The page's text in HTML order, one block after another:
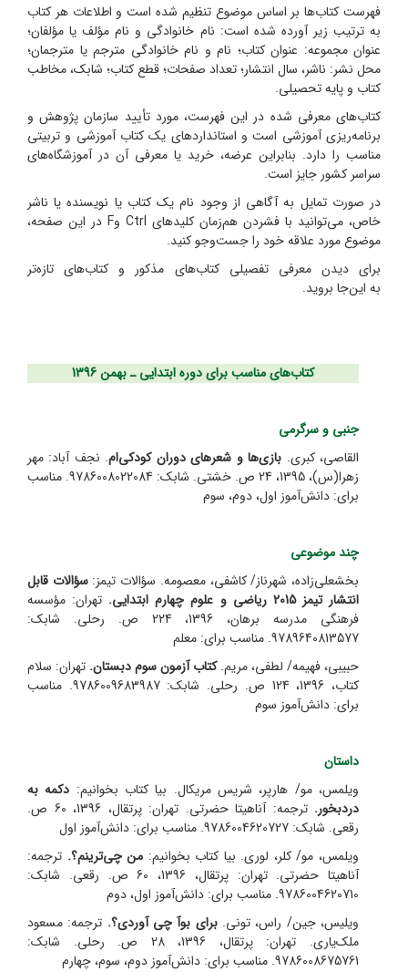
فهرست کتاب‌ها بر اساس موضوع تنظیم شده است و اطلاعات هر کتاب
به ترتیب زیر آورده شده است: نام خانوادگی و نام مؤلف یا مؤلفان؛
عنوان مجموعه: عنوان کتاب؛ نام و نام خانوادگی مترجم یا مترجمان؛
محل نشر: ناشر، سال انتشار؛ تعداد صفحات؛ قطع کتاب؛ شابک، مخاطب
کتاب و پایه تحصیلی.
کتاب‌های معرفی شده در این فهرست، مورد تأیید سازمان پژوهش و
برنامه‌ریزی آموزشی است و استانداردهای یک کتاب آموزشی و تربیتی
مناسب را دارد. بنابراین عرضه، خرید یا معرفی آن در آموزشگاه‌های
سراسر کشور جایز است.
در صورت تمایل به آگاهی از وجود نام یک کتاب یا نویسنده یا ناشر
خاص، می‌توانید با فشردن هم‌زمان کلیدهای Ctrl وF در این صفحه،
موضوع مورد علاقه خود را جست‌وجو کنید.
برای دیدن معرفی تفصیلی کتاب‌های مذکور و کتاب‌های تازه‌تر
به این‌جا بروید.
کتاب‌های مناسب برای دوره ابتدایی ـ بهمن 1396
جنبی و سرگرمی
القاصی، کبری. بازی‌ها و شعرهای دوران کودکی‌ام. نجف آباد: مهر
زهرا(س)، 1395، 24 ص. خشتی. شابک: 9786008022084. مناسب
برای: دانش‌آموز اول، دوم، سوم
چند موضوعی
بخشعلی‌زاده، شهرناز/ کاشفی، معصومه. سؤالات تیمز:سؤالات قابل
انتشار تیمز 2015 ریاضی و علوم چهارم ابتدایی.
تهران: مؤسسه
فرهنگی مدرسه برهان، 1396، 224 ص. رحلی. شابک:
9789640813577. مناسب برای: معلم
حبیبی، فهیمه/ لطفی، مریم.کتاب آزمون سوم دبستان. تهران: سلام
کتاب، 1396، 124 ص. رحلی. شابک: 9786009683987. مناسب
برای: دانش‌آموز سوم
داستان
ویلمس، مو/ هارپر، شریس مریکال. بیا کتاب بخوانیم: دکمه به
دردبخور.
ترجمه: آناهیتا حضرتی. تهران: پرتقال، 1396، 60 ص.
رقعی. شابک: 9786004620727. مناسب برای: دانش‌آموز اول
ویلمس، مو/ کلر، لوری. بیا کتاب بخوانیم: من چی‌ترینم؟. ترجمه:
آناهیتا حضرتی. تهران: پرتقال، 1396، 60 ص. رقعی. شابک:
9786004620710. مناسب برای: دانش‌آموز اول، دوم
ویلیس، جین/ راس، تونی.برای بوآ چی آوردی؟. ترجمه: مسعود
ملک‌یاری. تهران: پرتقال، 1396، 28 ص. رحلی. شابک:
9786008675761. مناسب برای: دانش‌آموز دوم، سوم، چهارم